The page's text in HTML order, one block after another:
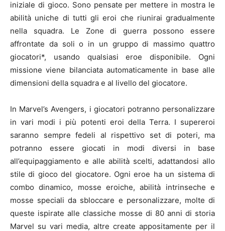
iniziale di gioco. Sono pensate per mettere in mostra le
abilità uniche di tutti gli eroi che riunirai gradualmente
nella squadra. Le Zone di guerra possono essere
affrontate da soli o in un gruppo di massimo quattro
giocatori*, usando qualsiasi eroe disponibile. Ogni
missione viene bilanciata automaticamente in base alle
dimensioni della squadra e al livello del giocatore.
In Marvel’s Avengers, i giocatori potranno personalizzare
in vari modi i più potenti eroi della Terra. I supereroi
saranno sempre fedeli al rispettivo set di poteri, ma
potranno essere giocati in modi diversi in base
all’equipaggiamento e alle abilità scelti, adattandosi allo
stile di gioco del giocatore. Ogni eroe ha un sistema di
combo dinamico, mosse eroiche, abilità intrinseche e
mosse speciali da sbloccare e personalizzare, molte di
queste ispirate alle classiche mosse di 80 anni di storia
Marvel su vari media, altre create appositamente per il